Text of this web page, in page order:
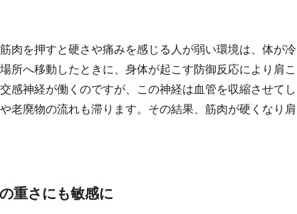
肉を押すと硬さや痛みを感じる人が弱い環境は、体が冷
所へ移動したときに、身体が起こす防御反応により肩こ
感神経が働くのですが、この神経は血管を収縮させてし
老廃物の流れも滞ります。その結果、筋肉が硬くなり肩
重さにも敏感に